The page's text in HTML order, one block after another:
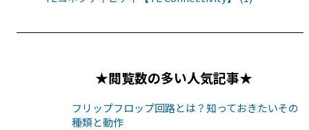
★閲覧数の多い人気記事★
フリップフロップ回路とは？知っておきたいその
種類と動作